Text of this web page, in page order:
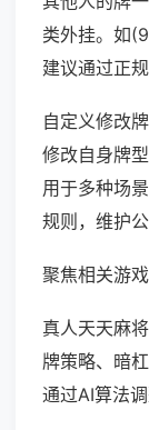
类外挂。如
建议通过正
自定义修改
修改自身牌
用于多种场
规则，维护公
聚焦相关游
真人天天麻
牌策略、暗
通过AI算法